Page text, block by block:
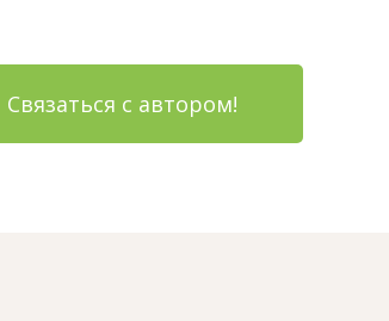
Связаться с автором!